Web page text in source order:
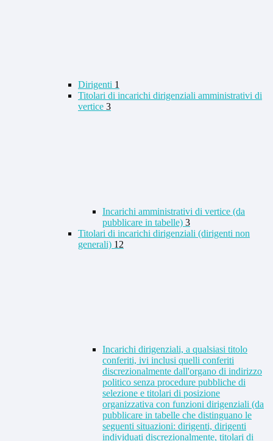
Dirigenti 1
Titolari di incarichi dirigenziali amministrativi di
vertice 3
Incarichi amministrativi di vertice (da
pubblicare in tabelle) 3
Titolari di incarichi dirigenziali (dirigenti non
generali) 12
Incarichi dirigenziali, a qualsiasi titolo
conferiti, ivi inclusi quelli conferiti
discrezionalmente dall'organo di indirizzo
politico senza procedure pubbliche di
selezione e titolari di posizione
organizzativa con funzioni dirigenziali (da
pubblicare in tabelle che distinguano le
seguenti situazioni: dirigenti, dirigenti
individuati discrezionalmente, titolari di